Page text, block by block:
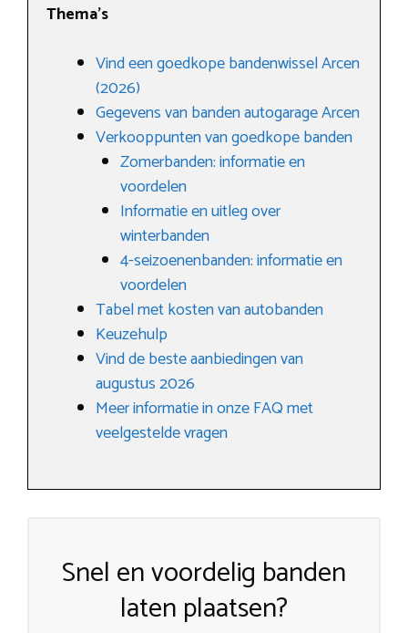
Thema’s
Vind een goedkope bandenwissel Arcen
(2026)
Gegevens van banden autogarage Arcen
Verkooppunten van goedkope banden
Zomerbanden: informatie en
voordelen
Informatie en uitleg over
winterbanden
4-seizoenenbanden: informatie en
voordelen
Tabel met kosten van autobanden
Keuzehulp
Vind de beste aanbiedingen van
augustus 2026
Meer informatie in onze FAQ met
veelgestelde vragen
Snel en voordelig banden
laten plaatsen?